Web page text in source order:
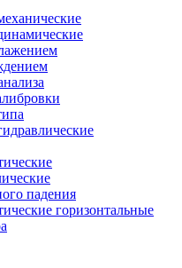
падения
горизонтальные